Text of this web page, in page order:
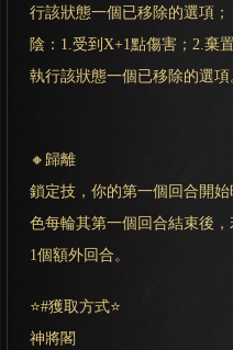
行該狀態一個已移除的選項；
陰：1.受到X+1點傷害；2.棄
執行該狀態一個已移除的選項
🔸歸離
鎖定技，你的第一個回合開
色每輪其第一個回合結束後
1個額外回合。
⭐#獲取方式⭐
神將閣